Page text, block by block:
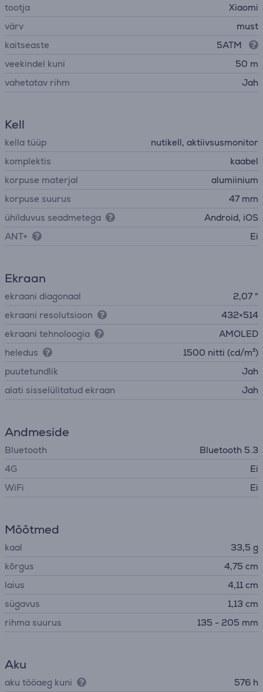
tootja
Xiaomi
värv
must
kaitseaste
5ATM
veekindel kuni
50 m
vahetatav rihm
Jah
Kell
kella tüüp
nutikell, aktiivsusmonitor
komplektis
kaabel
korpuse materjal
alumiinium
korpuse suurus
47 mm
ühilduvus seadmetega
Android, iOS
ANT+
Ei
Ekraan
ekraani diagonaal
2,07 "
ekraani resolutsioon
432×514
ekraani tehnoloogia
AMOLED
heledus
1500 nitti (cd/m²)
puutetundlik
Jah
alati sisselülitatud ekraan
Jah
Andmeside
Bluetooth
Bluetooth 5.3
4G
Ei
WiFi
Ei
Mõõtmed
kaal
33,5 g
kõrgus
4,75 cm
laius
4,11 cm
sügavus
1,13 cm
rihma suurus
135 - 205 mm
Aku
aku tööaeg kuni 576 h